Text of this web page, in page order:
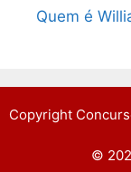
Quem é
Copyright
©